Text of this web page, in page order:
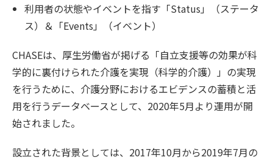
利用者の状態やイベントを指す「Status」（ステータ
ス）＆「Events」（イベント）
CHASEは、厚生労働省が掲げる「自立支援等の効果が科
学的に裏付けられた介護を実現（科学的介護）」の実現
を行うために、介護分野におけるエビデンスの蓄積と活
用を行うデータベースとして、2020年5月より運用が開
始されました。
設立された背景としては、2017年10月から2019年7月の